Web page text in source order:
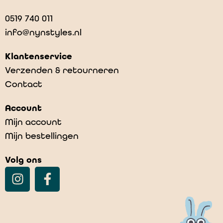
0519 740 011
info@nynstyles.nl
Klantenservice
Verzenden & retourneren
Contact
Account
Mijn account
Mijn bestellingen
Volg ons